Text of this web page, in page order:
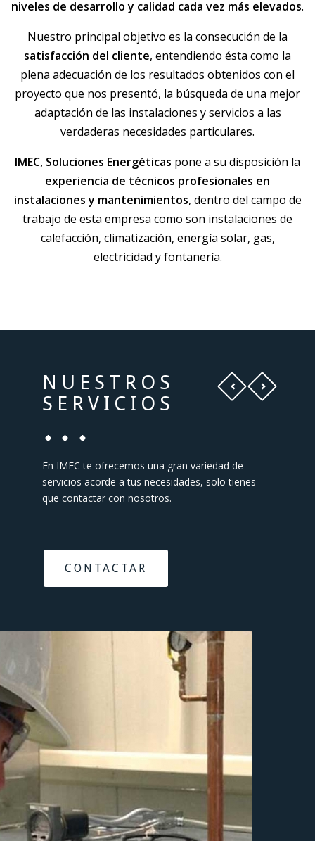
niveles de desarrollo y calidad cada vez más elevados.
Nuestro principal objetivo es la consecución de la
satisfacción del cliente, entendiendo ésta como la
plena adecuación de los resultados obtenidos con el
proyecto que nos presentó, la búsqueda de una mejor
adaptación de las instalaciones y servicios a las
verdaderas necesidades particulares.
IMEC, Soluciones Energéticas pone a su disposición la
experiencia de técnicos profesionales en
instalaciones y mantenimientos, dentro del campo de
trabajo de esta empresa como son instalaciones de
calefacción, climatización, energía solar, gas,
electricidad y fontanería.
NUESTROS
SERVICIOS
En IMEC te ofrecemos una gran variedad de
servicios acorde a tus necesidades, solo tienes
que contactar con nosotros.
CONTACTAR